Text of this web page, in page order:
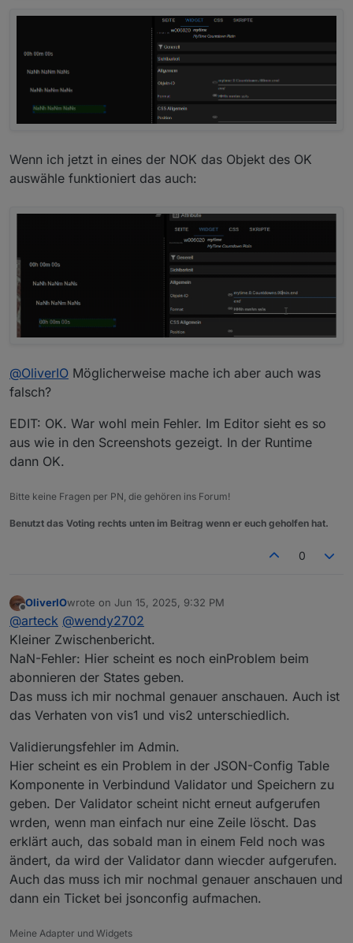
Wenn ich jetzt in eines der NOK das Objekt des OK
auswähle funktioniert das auch:
@OliverIO Möglicherweise mache ich aber auch was
falsch?
EDIT: OK. War wohl mein Fehler. Im Editor sieht es so
aus wie in den Screenshots gezeigt. In der Runtime
dann OK.
Bitte keine Fragen per PN, die gehören ins Forum!
Benutzt das Voting rechts unten im Beitrag wenn er euch geholfen hat.
0
Offline
OliverIOwrote on Jun 15, 2025, 9:32 PM
last edited by
@arteck @wendy2702
Kleiner Zwischenbericht.
NaN-Fehler: Hier scheint es noch einProblem beim
abonnieren der States geben.
Das muss ich mir nochmal genauer anschauen. Auch ist
das Verhaten von vis1 und vis2 unterschiedlich.
Validierungsfehler im Admin.
Hier scheint es ein Problem in der JSON-Config Table
Komponente in Verbindund Validator und Speichern zu
geben. Der Validator scheint nicht erneut aufgerufen
wrden, wenn man einfach nur eine Zeile löscht. Das
erklärt auch, das sobald man in einem Feld noch was
ändert, da wird der Validator dann wiecder aufgerufen.
Auch das muss ich mir nochmal genauer anschauen und
dann ein Ticket bei jsonconfig aufmachen.
Meine Adapter und Widgets